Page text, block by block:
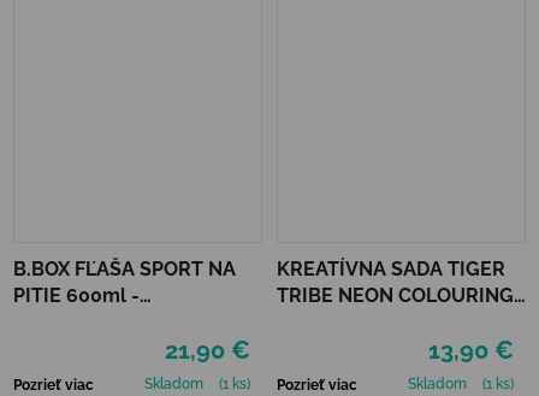
B.BOX FĽAŠA SPORT NA
PITIE 600ml -
21,90 €
Pozrieť viac Skladom (1 ks)
KREATÍVNA SADA TIGER
TRIBE NEON COLOURING
13,90 €
Pozrieť viac Skladom (1 ks)